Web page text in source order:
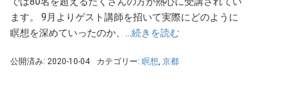
ます。 9月よりゲスト講師を招いて実際にどのように
瞑想を深めていったのか、… 続きを読む
公開済み: 2020-10-04 カテゴリー: 瞑想, 京都